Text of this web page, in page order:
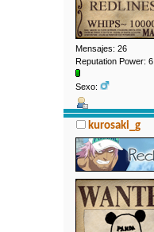
Mensajes: 26
Reputation Power: 6
Sexo:
kurosaki_g